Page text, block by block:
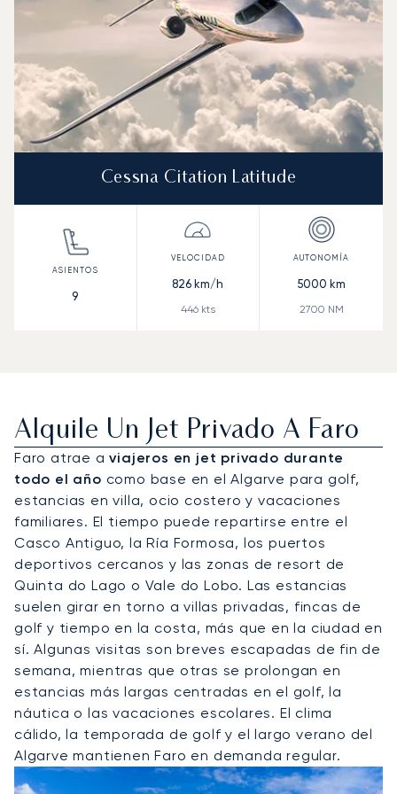
Cessna Citation Latitude
9
826 km/h
446kts
5000 km
2700 NM
Alquile Un Jet Privado A Faro
Faro atrae aviajeros en jet privado durante
todo el año como base en el Algarve para golf,
estancias en villa, ocio costero y vacaciones
familiares. El tiempo puede repartirse entre el
Casco Antiguo, la Ría Formosa, los puertos
deportivos cercanos y las zonas de resort de
Quinta do Lago o Vale do Lobo. Las estancias
suelen girar en torno a villas privadas, fincas de
golf y tiempo en la costa, más que en la ciudad en
sí. Algunas visitas son breves escapadas de fin de
semana, mientras que otras se prolongan en
estancias más largas centradas en el golf, la
náutica o las vacaciones escolares. El clima
cálido, la temporada de golf y el largo verano del
Algarve mantienen Faro en demanda regular.